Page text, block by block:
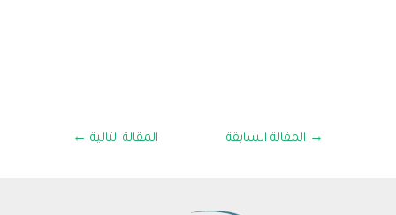
→ المقالة السابقة المقالة التالية ←